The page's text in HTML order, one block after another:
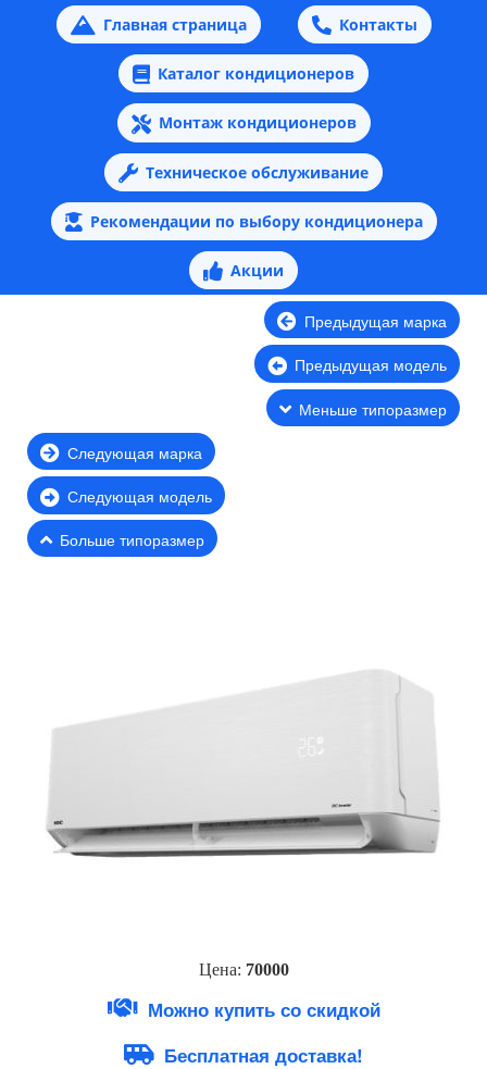
Главная страница Контакты
Каталог кондиционеров
Монтаж кондиционеров
Техническое обслуживание
Рекомендации по выбору кондиционера
Акции
Предыдущая марка
Предыдущая модель
Меньше типоразмер
Следующая марка
Следующая модель
Больше типоразмер
Цена: 70000
Можно купить со скидкой
Бесплатная доставка!